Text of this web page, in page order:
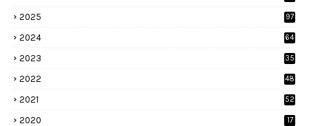
2025 97
2024 64
2023
35
2022
48
2021 52
2020 17